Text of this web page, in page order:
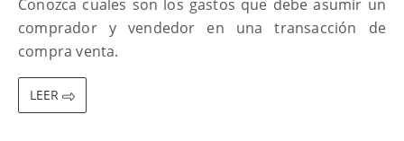
Conozca cuales son los gastos que debe asumir un
comprador y vendedor en una transacción de
compra venta.
LEER